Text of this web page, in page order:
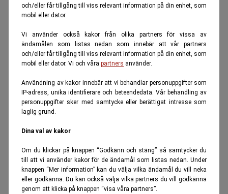
och/eller får tillgång till viss relevant information på din enhet, som
mobil eller dator.
Vi använder också kakor från olika partners för vissa av
ändamålen som listas nedan som innebär att vår partners
och/eller får tillgång till viss relevant information på din enhet, som
mobil eller dator. Vi och våra partners använder.
Användning av kakor innebär att vi behandlar personuppgifter som
IP-adress, unika identifierare och beteendedata. Vår behandling av
personuppgifter sker med samtycke eller berättigat intresse som
laglig grund.
Dina val av kakor
Om du klickar på knappen “Godkänn och stäng” så samtycker du
till att vi använder kakor för de ändamål som listas nedan. Under
knappen “Mer information” kan du välja vilka ändamål du vill neka
eller godkänna. Du kan också välja vilka partners du vill godkänna
genom att klicka på knappen “visa våra partners”.